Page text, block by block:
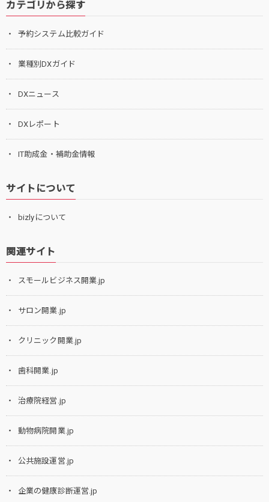
カテゴリから探す
予約システム比較ガイド
業種別DXガイド
DXニュース
DXレポート
IT助成金・補助金情報
サイトについて
bizlyについて
関連サイト
スモールビジネス開業.jp
サロン開業.jp
クリニック開業.jp
歯科開業.jp
治療院経営.jp
動物病院開業.jp
公共施設運営.jp
企業の健康診断運営.jp